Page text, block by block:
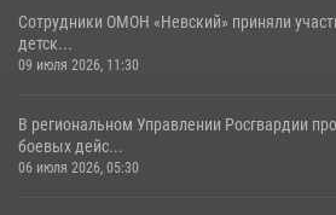
Сотрудники ОМОН «Невский» приняли
детск...
09 июля 2026, 11:30
В региональном Управлении Росгвардии
боевых дейс...
06 июля 2026, 05:30